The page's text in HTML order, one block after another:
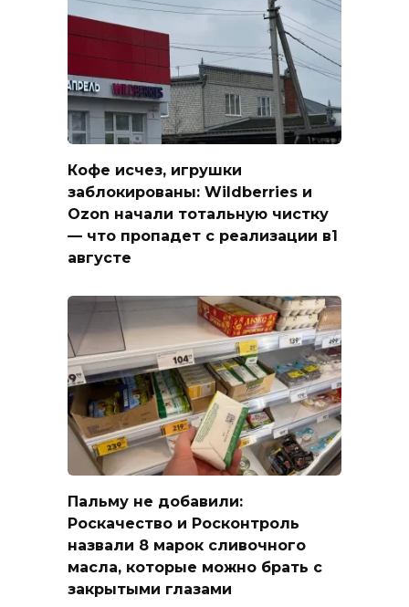
Кофе исчез, игрушки
заблокированы: Wildberries и
Ozon начали тотальную чистку
— что пропадет с реализации в1
августе
Пальму не добавили:
Роскачество и Росконтроль
назвали 8 марок сливочного
масла, которые можно брать с
закрытыми глазами